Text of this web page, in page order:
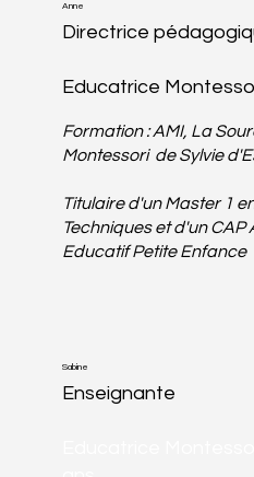
Anne
Directrice
Educatrice
Formation : AMI, La
Montessori de Sylvie
Titulaire d'un Master 1
Techniques et d'un
Educatif Petite Enfance
Sabine
Enseignante